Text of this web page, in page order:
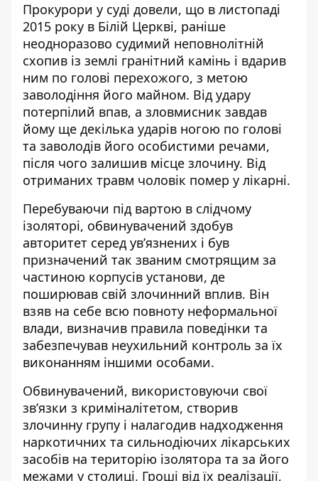
Прокурори у суді довели, що в листопаді
2015 року в Білій Церкві, раніше
неодноразово судимий неповнолітній
схопив із землі гранітний камінь і вдарив
ним по голові перехожого, з метою
заволодіння його майном. Від удару
потерпілий впав, а зловмисник завдав
йому ще декілька ударів ногою по голові
та заволодів його особистими речами,
після чого залишив місце злочину. Від
отриманих травм чоловік помер у лікарні.
Перебуваючи під вартою в слідчому
ізоляторі, обвинувачений здобув
авторитет серед ув’язнених і був
призначений так званим смотрящим за
частиною корпусів установи, де
поширював свій злочинний вплив. Він
взяв на себе всю повноту неформальної
влади, визначив правила поведінки та
забезпечував неухильний контроль за їх
виконанням іншими особами.
Обвинувачений, використовуючи свої
зв’язки з криміналітетом, створив
злочинну групу і налагодив надходження
наркотичних та сильнодіючих лікарських
засобів на територію ізолятора та за його
межами у столиці. Гроші від їх реалізації,